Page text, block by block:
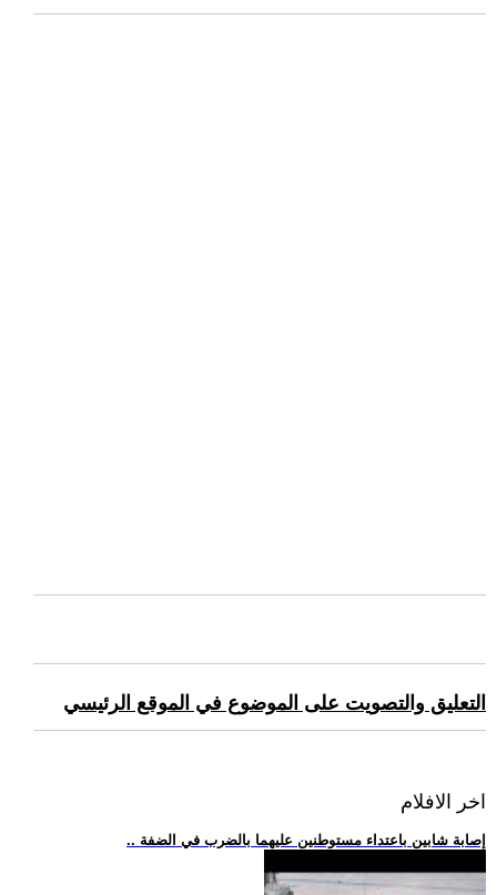
التعليق والتصويت على الموضوع في الموقع الرئيسي
اخر الافلام
.. إصابة شابين باعتداء مستوطنين عليهما بالضرب في الضفة